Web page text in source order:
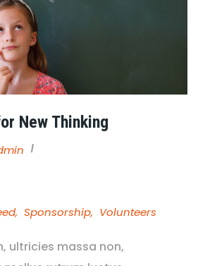
New Thinking
, Sponsorship, Volunteers
ultricies massa non,